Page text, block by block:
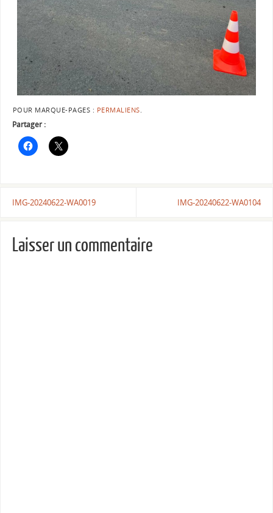
POUR MARQUE-PAGES : PERMALIENS
Partager :
IMG-20240622-WA0019 IMG-20240622-WA0104
Laisser un commentaire